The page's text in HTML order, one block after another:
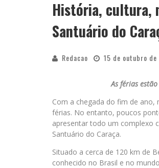
História, cultura,
Santuário do
Redacao 15 de outubro de
As férias
Com a chegada do fim de
férias. No entanto, poucos
apresentar todo um complexo
Santuário do Caraça.
Situado a cerca de 120 km de
conhecido no Brasil e no